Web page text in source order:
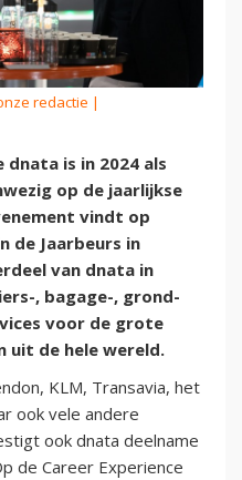
redactie |
is in 2024 als
op de jaarlijkse
vindt op
de Jaarbeurs in
van dnata in
, bagage-, grond-
voor de grote
uit de hele wereld.
KLM, Transavia, het
ook vele andere
ook dnata deelname
de Career Experience